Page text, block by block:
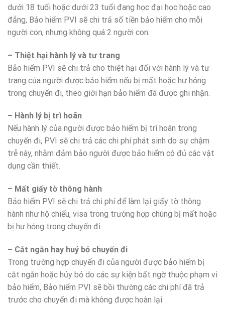
dưới 18 tuổi hoặc dưới 23 tuổi đang học đại học hoặc cao
đẳng, Bảo hiểm PVI sẽ chi trả số tiền bảo hiểm cho mỗi
người con, nhưng không quá 2 người con.
– Thiệt hại hành lý và tư trang
Bảo hiểm PVI sẽ chi trả cho thiệt hại đối với hành lý và tư
trang của người được bảo hiểm nếu bị mất hoặc hư hỏng
trong chuyến đi, theo giới hạn bảo hiểm đã được ghi nhận.
– Hành lý bị trì hoãn
Nếu hành lý của người được bảo hiểm bị trì hoãn trong
chuyến đi, PVI sẽ chi trả các chi phí phát sinh do sự chậm
trễ này, nhằm đảm bảo người được bảo hiểm có đủ các vật
dụng cần thiết.
– Mất giấy tờ thông hành
Bảo hiểm PVI sẽ chi trả chi phí để làm lại giấy tờ thông
hành như hộ chiếu, visa trong trường hợp chúng bị mất hoặc
bị hư hỏng trong chuyến đi.
– Cắt ngắn hay huỷ bỏ chuyến đi
Trong trường hợp chuyến đi của người được bảo hiểm bị
cắt ngắn hoặc hủy bỏ do các sự kiện bất ngờ thuộc phạm vi
bảo hiểm, Bảo hiểm PVI sẽ bồi thường các chi phí đã trả
trước cho chuyến đi mà không được hoàn lại.